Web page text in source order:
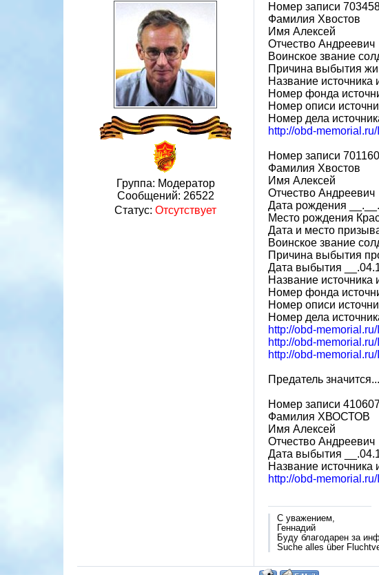
Группа: Модератор
Сообщений: 26522
Статус: Отсутствует
Номер записи
Фамилия Хвостов
Имя Алексей
Отчество Андреевич
Воинское звание
Причина выбытия
Название
Номер фонда
Номер описи
Номер дела
http://obd-
Номер записи
Фамилия Хвостов
Имя Алексей
Отчество Андреевич
Дата рождения
Место рождения
Дата и место
Воинское звание
Причина выбытия
Дата выбытия
Название
Номер фонда
Номер описи
Номер дела
http://obd-
http://obd-
http://obd-
Предатель
Номер записи
Фамилия ХВОСТОВ
Имя Алексей
Отчество Андреевич
Дата выбытия
Название
http://obd-
С уважением,
Геннадий
Буду благодарен за
Suche alles über